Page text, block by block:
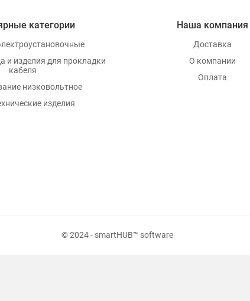
категории
и изделия для прокладки
кабеля
низковольтное
изделия
Наша компания
Доставка
О компании
Оплата
© 2024 - smartHUB™ software